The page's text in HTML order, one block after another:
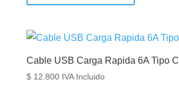
Cable USB Carga Rapida 6A Tipo C
$12.800 IVA Incluido